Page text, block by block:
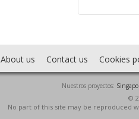
About us Contact us Cookies
Nuestros proyectos:
©
No part of this site may be reproduced